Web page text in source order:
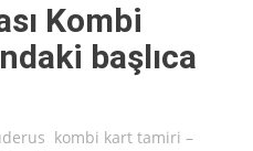
Kombi
başlıca
kombi kart tamiri –